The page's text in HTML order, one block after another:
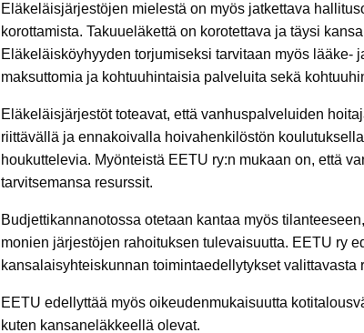
Eläkeläisjärjestöjen mielestä on myös jatkettava
korottamista. Takuueläkettä on korotettava ja täysi
Eläkeläisköyhyyden torjumiseksi tarvitaan myös lääke-
maksuttomia ja kohtuuhintaisia palveluita sekä
Eläkeläisjärjestöt toteavat, että vanhuspalveluiden
riittävällä ja ennakoivalla hoivahenkilöstön
houkuttelevia. Myönteistä EETU ry:n mukaan on, että
tarvitsemansa resurssit.
Budjettikannanotossa otetaan kantaa myös
monien järjestöjen rahoituksen tulevaisuutta. EETU ry
kansalaisyhteiskunnan toimintaedellytykset valittavasta
EETU edellyttää myös oikeudenmukaisuutta
kuten kansaneläkkeellä olevat.